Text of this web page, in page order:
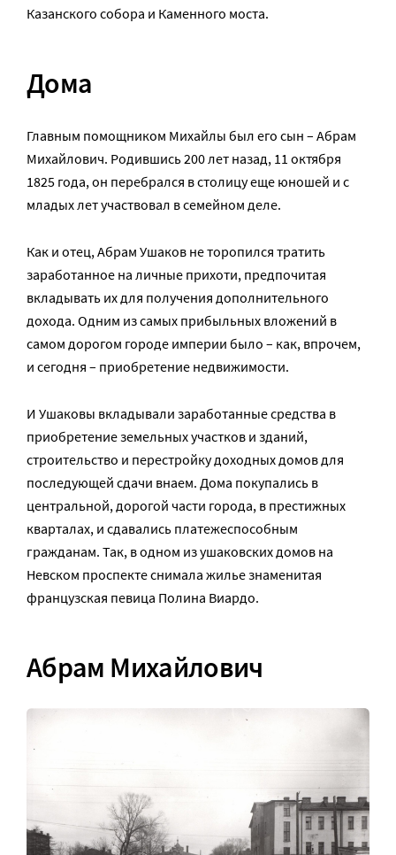
Казанского собора и Каменного моста.
Дома
Главным помощником Михайлы был его сын – Абрам
Михайлович. Родившись 200 лет назад, 11 октября
1825 года, он перебрался в столицу еще юношей и с
младых лет участвовал в семейном деле.
Как и отец, Абрам Ушаков не торопился тратить
заработанное на личные прихоти, предпочитая
вкладывать их для получения дополнительного
дохода. Одним из самых прибыльных вложений в
самом дорогом городе империи было – как, впрочем,
и сегодня – приобретение недвижимости.
И Ушаковы вкладывали заработанные средства в
приобретение земельных участков и зданий,
строительство и перестройку доходных домов для
последующей сдачи внаем. Дома покупались в
центральной, дорогой части города, в престижных
кварталах, и сдавались платежеспособным
гражданам. Так, в одном из ушаковских домов на
Невском проспекте снимала жилье знаменитая
французская певица Полина Виардо.
Абрам Михайлович